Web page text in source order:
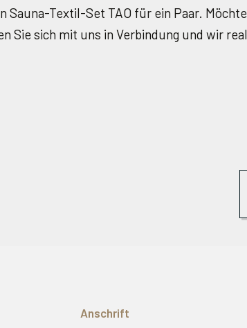
Textil-Set TAO für ein Paar.
Sie sich mit uns in Verbindung und wir
Anschrift